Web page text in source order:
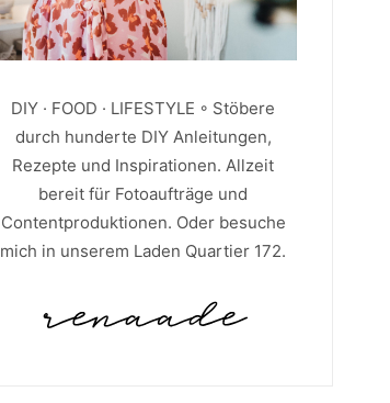
DIY · FOOD · LIFESTYLE ◦ Stöbere
durch hunderte DIY Anleitungen,
Rezepte und Inspirationen. Allzeit
bereit für Fotoaufträge und
Contentproduktionen. Oder besuche
mich in unserem Laden Quartier 172.